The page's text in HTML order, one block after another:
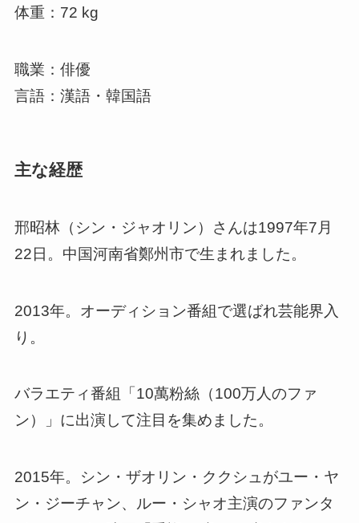
体重： 72 kg
職業：俳優
言語：漢語・韓国語
主な経歴
邢昭林（シン・ジャオリン）さんは1997年7月
22日。中国河南省鄭州市で生まれました。
2013年。オーディション番組で選ばれ芸能界入
り。
バラエティ番組「10萬粉絲（100万人のファ
ン）」に出演して注目を集めました。
2015年。シン・ザオリン・ククシュがユー・ヤ
ン・ジーチャン、ルー・シャオ主演のファンタ